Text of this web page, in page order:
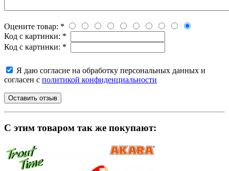
Оцените товар: *
Код с картинки: *
Код с картинки: *
Я даю согласие на обработку персональных данных и
согласен с политикой конфиденциальности
C этим товаром так же покупают: